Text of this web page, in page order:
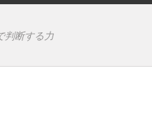
判断する力